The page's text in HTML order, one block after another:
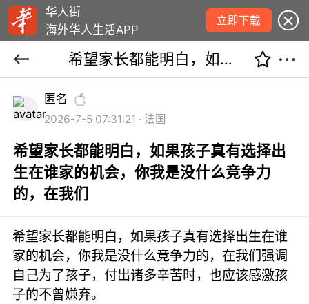
华人街
海外华人生活APP
立即下载
希望家长都能明白，如果孩子真有选择出生在谁家的机会，你我是没什么竞争力的，在我们
匿名
2026-7-5 07:31:21 · 法国
希望家长都能明白，如果孩子真有选择出
生在谁家的机会，你我是没什么竞争力
的，在我们
希望家长都能明白，如果孩子真有选择出生在谁
家的机会，你我是没什么竞争力的，在我们强调
自己为了孩子，付出诸多辛苦时，也应该感激孩
子的不曾嫌弃。